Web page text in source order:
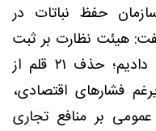
حفظ نباتات در
هیئت نظارت بر ثبت
سموم، سخت‌گیری ها را افزایش دادیم؛ حذف ۲۱ قلم از
سال ۱۴۰۲، به یرغم فشارهای اقتصادی،
بر منافع تجاری